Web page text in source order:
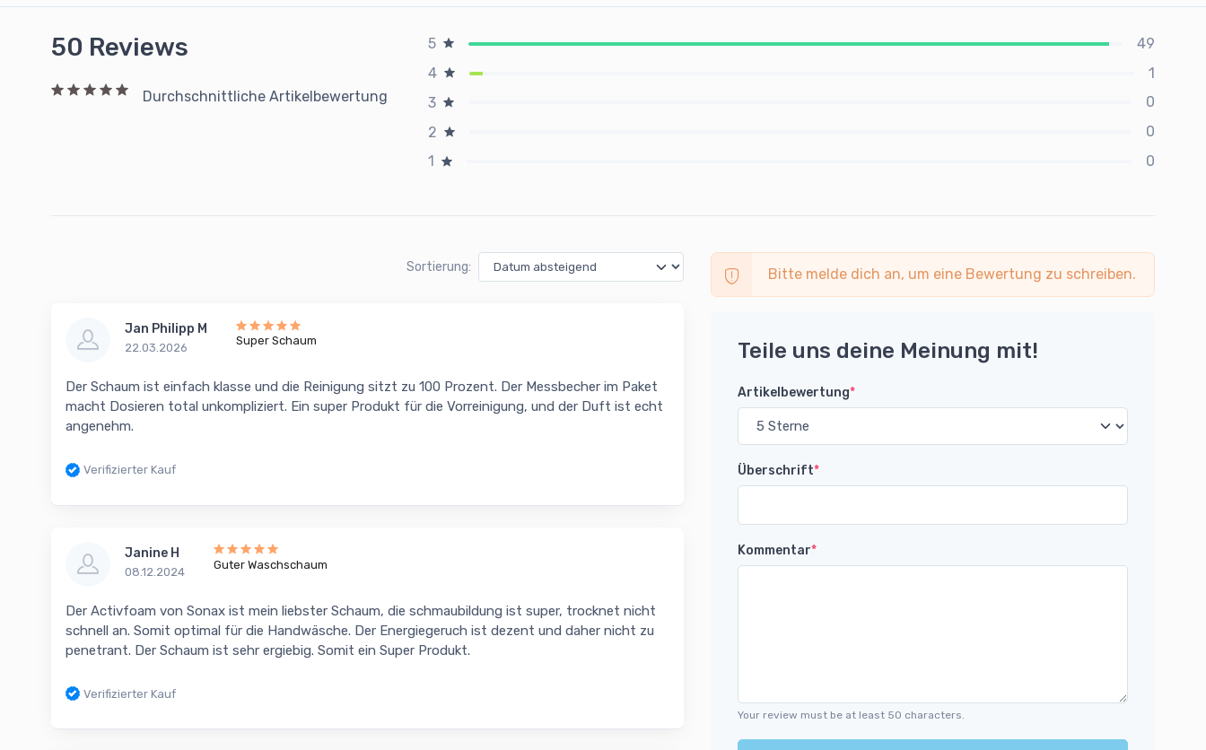
50 Reviews
Durchschnittliche Artikelbewertung
5
49
4
1
3
0
2
0
1
0
Sortierung:
Jan Philipp M
22.03.2026
Super Schaum
Der Schaum ist einfach klasse und die Reinigung sitzt zu 100 Prozent. Der Messbecher im Paket
macht Dosieren total unkompliziert. Ein super Produkt für die Vorreinigung, und der Duft ist echt
angenehm.
Verifizierter Kauf
Janine H
08.12.2024
Guter Waschschaum
Der Activfoam von Sonax ist mein liebster Schaum, die schmaubildung ist super, trocknet nicht
schnell an. Somit optimal für die Handwäsche. Der Energiegeruch ist dezent und daher nicht zu
penetrant. Der Schaum ist sehr ergiebig. Somit ein Super Produkt.
Verifizierter Kauf
Bitte melde dich an, um eine Bewertung zu schreiben.
Teile uns deine Meinung mit!
Artikelbewertung*
Überschrift*
Kommentar*
Your review must be at least 50 characters.